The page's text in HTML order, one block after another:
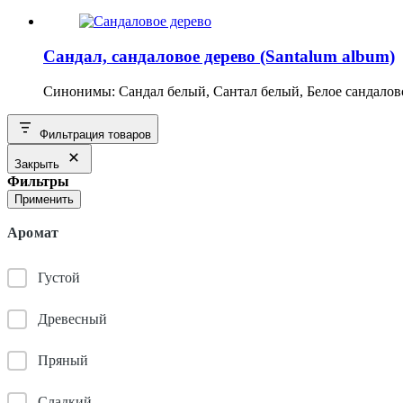
Сандал, сандаловое дерево (Santalum album)
Синонимы: Сандал белый, Сантал белый, Белое
Фильтрация товаров
Закрыть
Фильтры
Применить
Аромат
Густой
Древесный
Пряный